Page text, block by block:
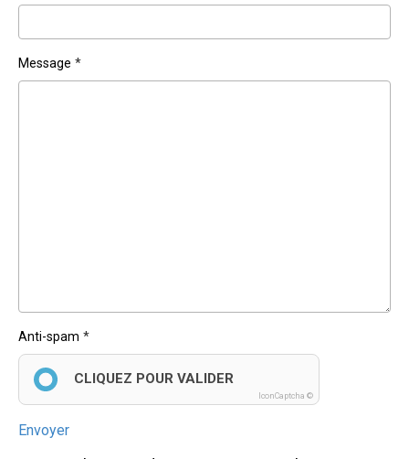
Message
Anti-spam
CLIQUEZ POUR VALIDER
IconCaptcha ©
Envoyer